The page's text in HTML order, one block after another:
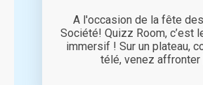
A l'occasion de la fête
Société! Quizz Room, c’est
immersif ! Sur un plateau,
télé, venez affronter